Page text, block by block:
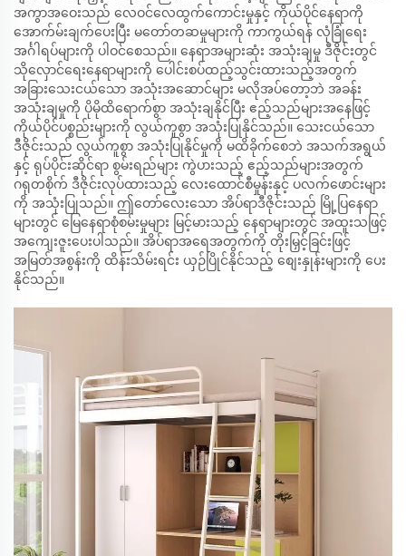
အကွာအဝေးသည် လေဝင်လေထွက်ကောင်းမှုနှင့် ကိုယ်ပိုင်နေရာကို
အောက်မ်းချက်ပေးပြီး မတော်တဆမှုများကို ကာကွယ်ရန် လုံခြုံရေး
အင်္ဂါရပ်များကို ပါဝင်စေသည်။ နေရာအများဆုံး အသုံးချမှု ဒီဇိုင်းတွင်
သိုလှောင်ရေးနေရာများကို ပေါင်းစပ်ထည့်သွင်းထားသည့်အတွက်
အခြားသေးငယ်သော အသုံးအဆောင်များ မလိုအပ်တော့ဘဲ အခန်း
အသုံးချမှုကို ပိုမိုထိရောက်စွာ အသုံးချနိုင်ပြီး ဧည့်သည်များအနေဖြင့်
ကိုယ်ပိုင်ပစ္စည်းများကို လွယ်ကူစွာ အသုံးပြုနိုင်သည်။ သေးငယ်သော
ဒီဇိုင်းသည် လွယ်ကူစွာ အသုံးပြုနိုင်မှုကို မထိခိုက်စေဘဲ အသက်အရွယ်
နှင့် ရုပ်ပိုင်းဆိုင်ရာ စွမ်းရည်များ ကွဲပားသည့် ဧည့်သည်များအတွက်
ဂရုတစိုက် ဒီဇိုင်းလုပ်ထားသည့် လေးထောင်စီမှုန်းနှင့် ပလက်ဖောင်းများ
ကို အသုံးပြုသည်။ ဤတော်လေးသော အိပ်ရာဒီဇိုင်းသည် မြို့ပြနေရာ
များတွင် မြေနေရာစုံစမ်းမှုများ မြင့်မားသည့် နေရာများတွင် အထူးသဖြင့်
အကျေးဇူးပေးပါသည်။ အိပ်ရာအရေအတွက်ကို တိုးမြှင့်ခြင်းဖြင့်
အမြတ်အစွန်းကို ထိန်းသိမ်းရင်း ယှဉ်ပြိုင်နိုင်သည့် စျေးနှုန်းများကို ပေး
နိုင်သည်။